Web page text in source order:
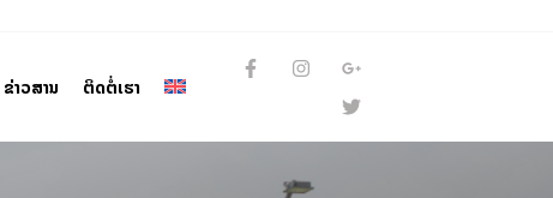
ຂ່າວສານ ຕິດຕໍ່ເຮົາ